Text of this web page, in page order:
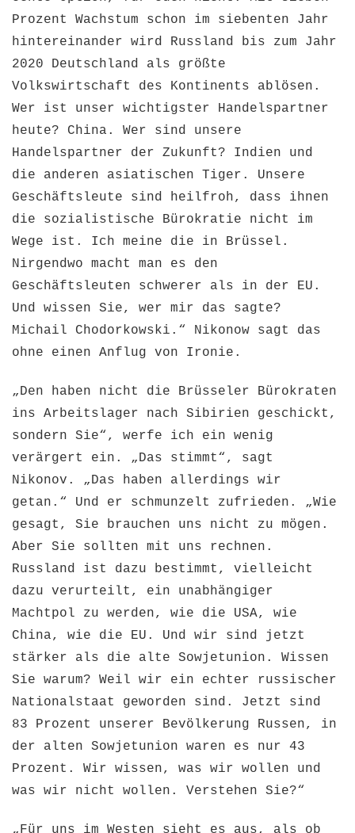
Prozent Wachstum schon im siebenten Jahr
hintereinander wird Russland bis zum Jahr
2020 Deutschland als größte
Volkswirtschaft des Kontinents ablösen.
Wer ist unser wichtigster Handelspartner
heute? China. Wer sind unsere
Handelspartner der Zukunft? Indien und
die anderen asiatischen Tiger. Unsere
Geschäftsleute sind heilfroh, dass ihnen
die sozialistische Bürokratie nicht im
Wege ist. Ich meine die in Brüssel.
Nirgendwo macht man es den
Geschäftsleuten schwerer als in der EU.
Und wissen Sie, wer mir das sagte?
Michail Chodorkowski.“ Nikonow sagt das
ohne einen Anflug von Ironie.
„Den haben nicht die Brüsseler Bürokraten
ins Arbeitslager nach Sibirien geschickt,
sondern Sie“, werfe ich ein wenig
verärgert ein. „Das stimmt“, sagt
Nikonov. „Das haben allerdings wir
getan.“ Und er schmunzelt zufrieden. „Wie
gesagt, Sie brauchen uns nicht zu mögen.
Aber Sie sollten mit uns rechnen.
Russland ist dazu bestimmt, vielleicht
dazu verurteilt, ein unabhängiger
Machtpol zu werden, wie die USA, wie
China, wie die EU. Und wir sind jetzt
stärker als die alte Sowjetunion. Wissen
Sie warum? Weil wir ein echter russischer
Nationalstaat geworden sind. Jetzt sind
83 Prozent unserer Bevölkerung Russen, in
der alten Sowjetunion waren es nur 43
Prozent. Wir wissen, was wir wollen und
was wir nicht wollen. Verstehen Sie?“
„Für uns im Westen sieht es aus, als ob